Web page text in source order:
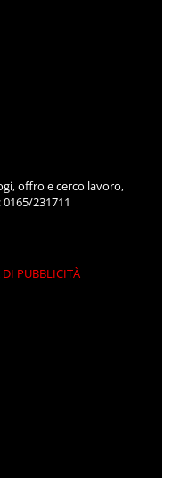
offro e cerco lavoro,
231711
PUBBLICITÀ